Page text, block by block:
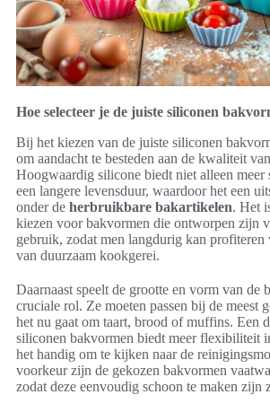
Hoe selecteer je de juiste siliconen
Bij het kiezen van de juiste siliconen
om aandacht te besteden aan de kwaliteit
Hoogwaardig silicone biedt niet alleen meer
een langere levensduur, waardoor het een
onder de herbruikbare bakartikelen. Het
kiezen voor bakvormen die ontworpen zijn
gebruik, zodat men langdurig kan profiteren
van duurzaam kookgerei.
Daarnaast speelt de grootte en vorm van de
cruciale rol. Ze moeten passen bij de meest
het nu gaat om taart, brood of muffins. Een
siliconen bakvormen biedt meer flexibiliteit
het handig om te kijken naar de
voorkeur zijn de gekozen bakvormen
zodat deze eenvoudig schoon te maken zijn